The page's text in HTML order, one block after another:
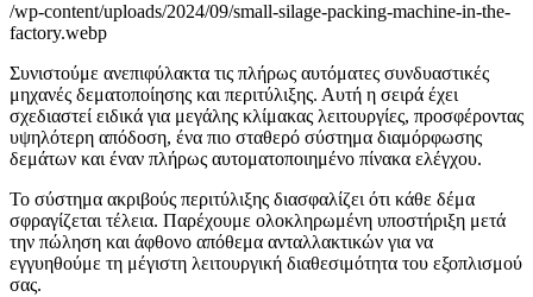
/wp-content/uploads/2024/09/small-silage-packing-machine-in-the-
factory.webp
Συνιστούμε ανεπιφύλακτα τις πλήρως αυτόματες συνδυαστικές
μηχανές δεματοποίησης και περιτύλιξης. Αυτή η σειρά έχει
σχεδιαστεί ειδικά για μεγάλης κλίμακας λειτουργίες, προσφέροντας
υψηλότερη απόδοση, ένα πιο σταθερό σύστημα διαμόρφωσης
δεμάτων και έναν πλήρως αυτοματοποιημένο πίνακα ελέγχου.
Το σύστημα ακριβούς περιτύλιξης διασφαλίζει ότι κάθε δέμα
σφραγίζεται τέλεια. Παρέχουμε ολοκληρωμένη υποστήριξη μετά
την πώληση και άφθονο απόθεμα ανταλλακτικών για να
εγγυηθούμε τη μέγιστη λειτουργική διαθεσιμότητα του εξοπλισμού
σας.